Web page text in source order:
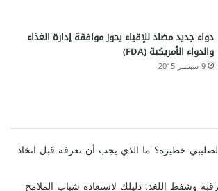
دواء جديد مضاد للإقياء يحوز موافقة إدارة الغذاء
والدواء الأمريكية (FDA)
9 سبتمبر 2015
خطيرة؟ ما الذي يجب أن تعرفه قبل اتخاذ
وشفط اللغد: دليلك لاستعادة شباب الملامح